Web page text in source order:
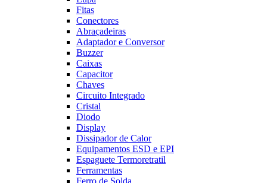
Fitas
Conectores
Abraçadeiras
Adaptador e Conversor
Buzzer
Caixas
Capacitor
Chaves
Circuito Integrado
Cristal
Diodo
Display
Dissipador de Calor
Equipamentos ESD e EPI
Espaguete Termoretratil
Ferramentas
Ferro de Solda